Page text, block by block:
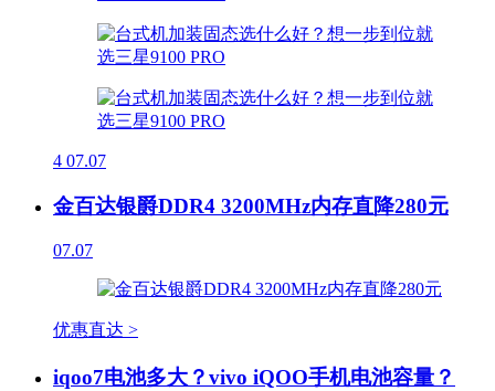
4 07.07
金百达银爵DDR4 3200MHz内存直降280元
07.07
优惠直达 >
iqoo7电池多大？vivo iQOO手机电池容量？